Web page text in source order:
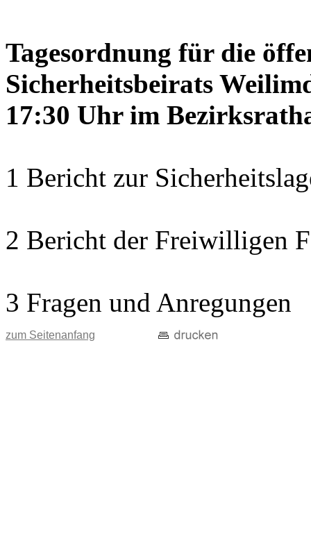
Tagesordnung für die
Sicherheitsbeirats
17:30 Uhr im
1 Bericht zur
2 Bericht der Freiwilligen
3 Fragen und Anregungen
zum Seitenanfang